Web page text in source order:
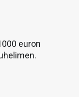
euron